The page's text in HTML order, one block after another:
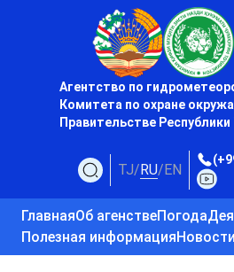
Агентство по
Комитета по охране
Правительстве
TJ/RU/EN
ГлавнаяОб агенствеПогода
Полезная информацияНовости